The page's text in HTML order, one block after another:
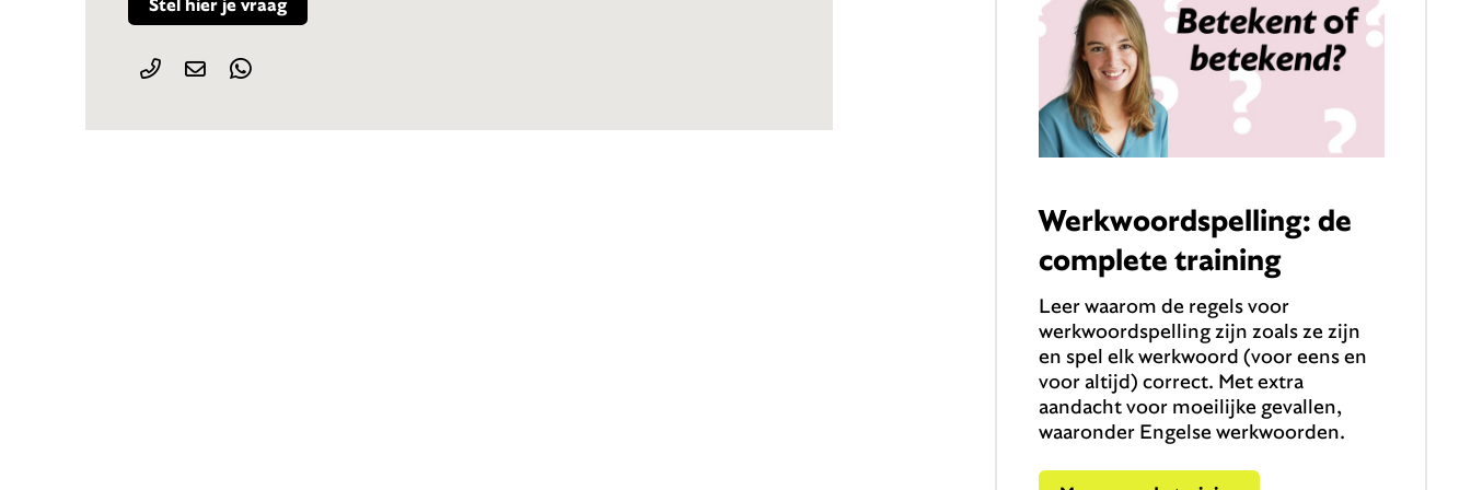
Werkwoordspelling: de
complete training
Leer waarom de regels voor
werkwoordspelling zijn zoals ze zijn
en spel elk werkwoord (voor eens en
voor altijd) correct. Met extra
aandacht voor moeilijke gevallen,
waaronder Engelse werkwoorden.